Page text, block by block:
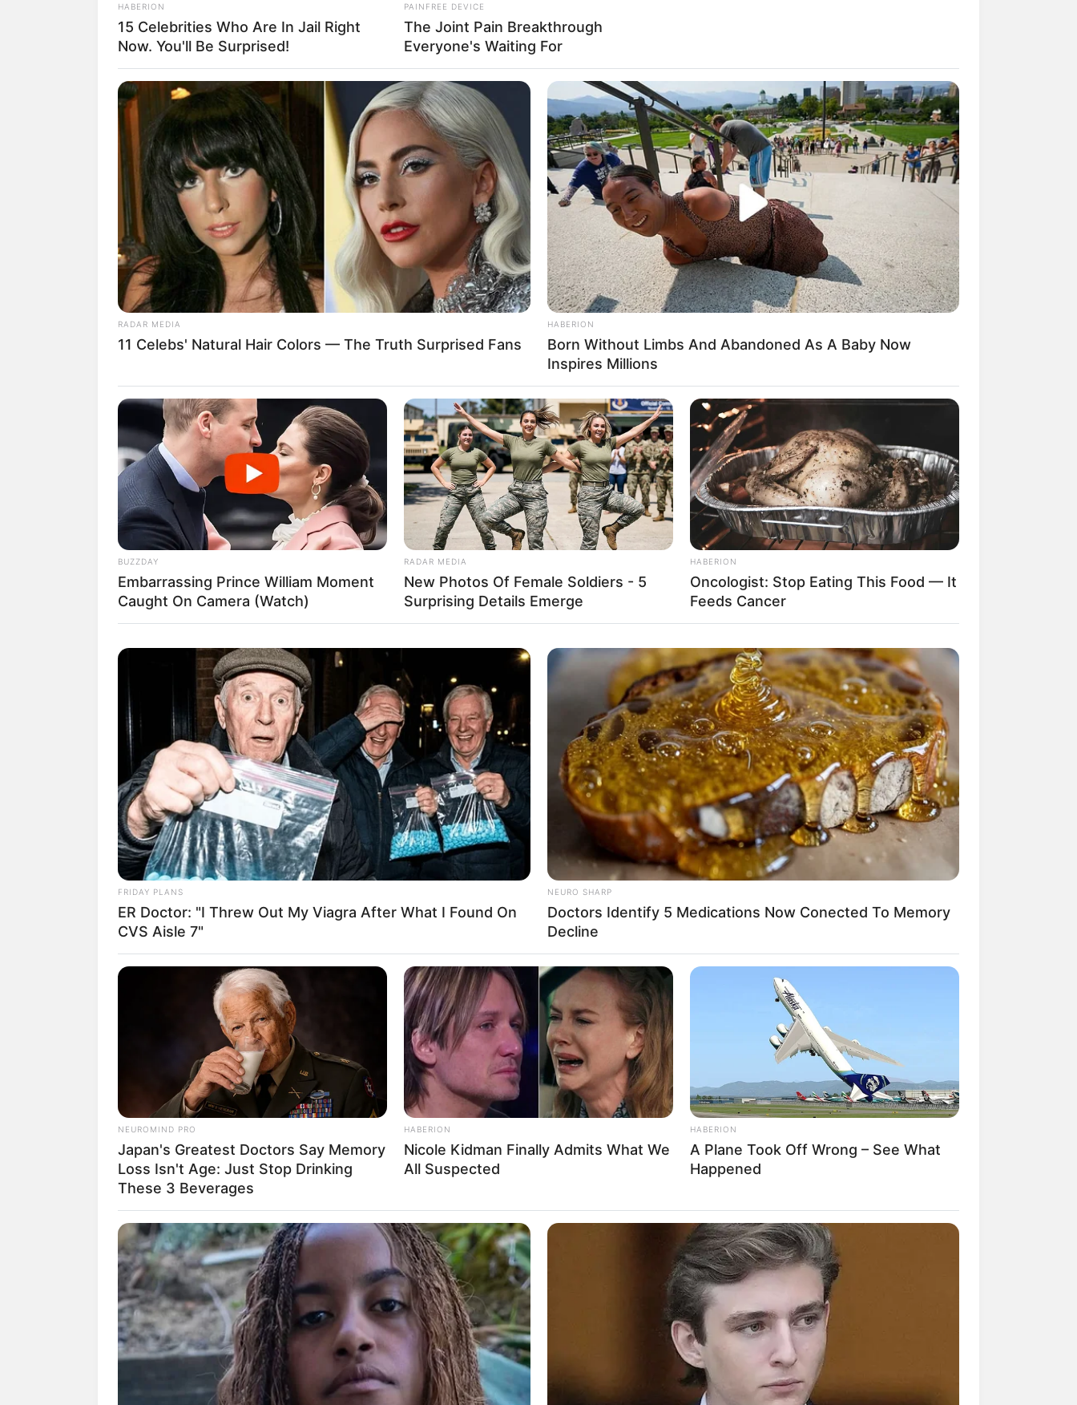
Índice
Aprenda o macramê passo a passo: 25 tutoriais + inspirações
Pulseira macramê com pedra opalina
Pulseira macramê com letras ou palavras
Pulseira macramê zig zag
Pulseira macramê com pingente
Pulseira macramê com bolinhas douradas
Aprenda o macramê passo a passo: 25 tutoriais + inspirações
Vamos começar pelos tutoriais em vídeo? Separamos 6 passo a passos de modelos
diferentes e super lindos de pulseiras em macramê! Até mesmo quem está aprendendo
agora essa técnica conseguirá executá-los. Veja só!
O estilo Chevron é tendência e está presente em muitos locais, como roupas, estofados,
revestimento de paredes… E, é claro, nas pulseiras em macramê!
Pulseira macramê com pedra opalina
Além de deixar a peça mais bonita, a pedra opalina carrega consigo algumas vibrações
capazes de harmonizar e equilibrar os hormônios. Por isso pode ser bem interessante
aplicá-la nas suas pulseiras. Mas é claro que você também pode usar no lugar qualquer
Pulseira macramê com letras ou palavras
Quem não quer ter uma pulseira personalizada? Seja com o seu nome ou o de alguém? Ou,
ainda, com a palavra que remeta a algo de bom, como o “amor”? Saiba que ela promete ser
sucesso nas suas vendas!
HABERION
15 Celebrities Who Are In Jail Right
Now. You'll Be Surprised!
PAINFREE DEVICE
The Joint Pain Breakthrough
Everyone's Waiting For
RADAR MEDIA
11 Celebs' Natural Hair Colors — The Truth Surprised Fans
HABERION
Born Without Limbs And Abandoned As A Baby Now
Inspires Millions
BUZZDAY
Embarrassing Prince William Moment
Caught On Camera (Watch)
RADAR MEDIA
New Photos Of Female Soldiers - 5
Surprising Details Emerge
HABERION
Oncologist: Stop Eating This Food — It
Feeds Cancer
FRIDAY PLANS
ER Doctor: "I Threw Out My Viagra After What I Found On
CVS Aisle 7"
NEURO SHARP
Doctors Identify 5 Medications Now Conected To Memory
Decline
NEUROMIND PRO
Japan's Greatest Doctors Say Memory
Loss Isn't Age: Just Stop Drinking
These 3 Beverages
HABERION
Nicole Kidman Finally Admits What We
All Suspected
HABERION
A Plane Took Off Wrong – See What
Happened